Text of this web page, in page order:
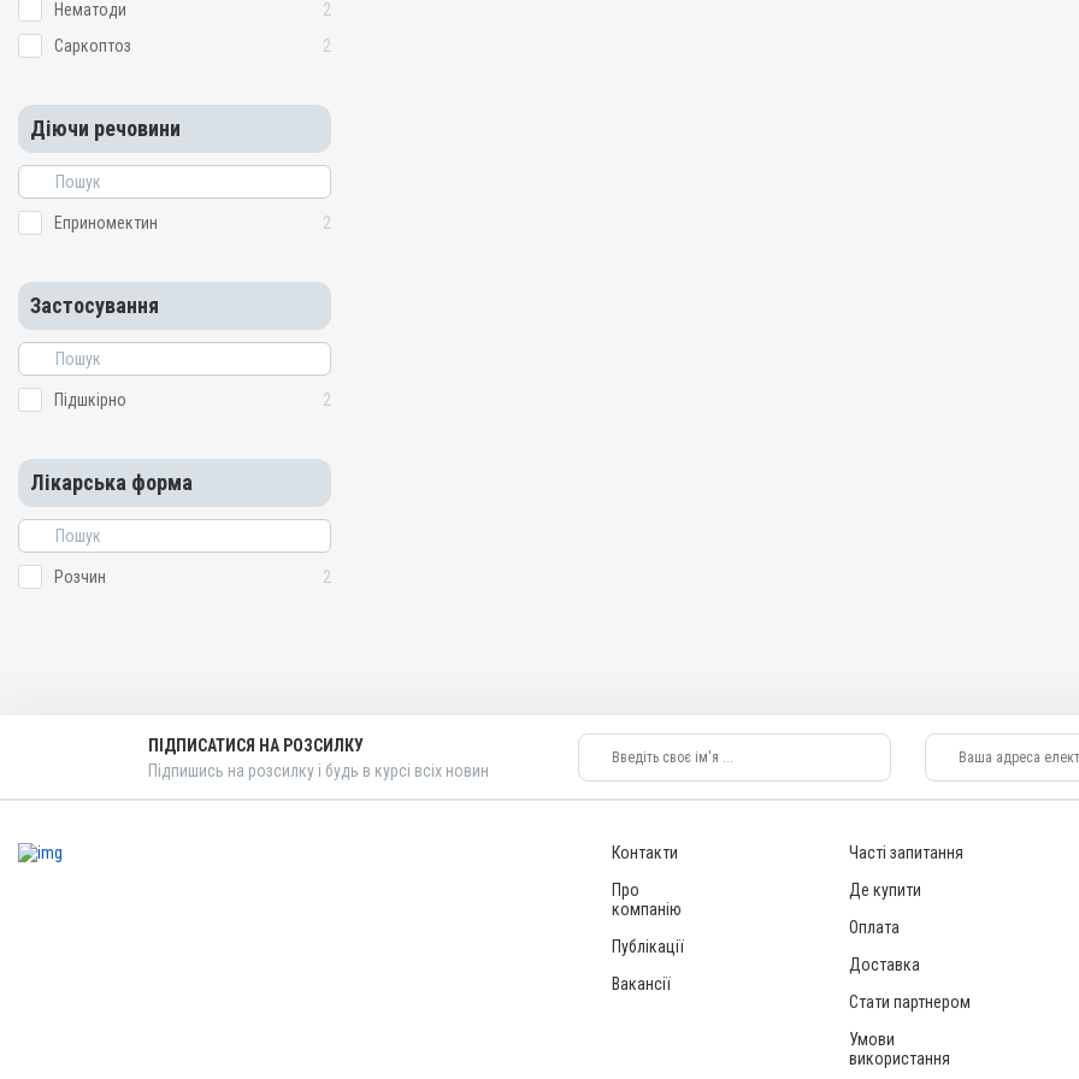
Нематоди
2
Саркоптоз
2
Діючи речовини
Еприномектин 2
Застосування
Підшкірно 2
Лікарська форма
Розчин 2
ПІДПИСАТИСЯ НА РОЗСИЛКУ
Підпишись на розсилку і будь в курсі всіх новин
Контакти
Про
компанію
Публікації
Вакансії
Часті запитання
Де купити
Оплата
Доставка
Стати партнером
Умови
використання